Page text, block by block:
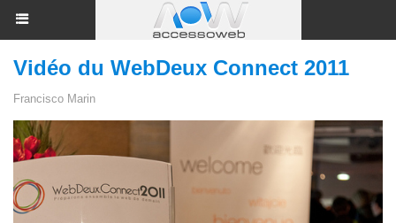
Vidéo du WebDeux Connect 2011
Francisco Marin